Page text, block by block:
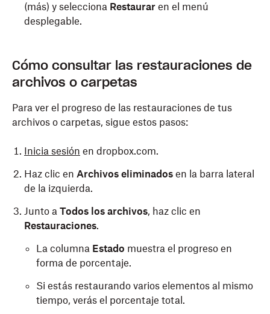
(más) y selecciona Restaurar en el menú
desplegable.
Cómo consultar las restauraciones de
archivos o carpetas
Para ver el progreso de las restauraciones de tus
archivos o carpetas, sigue estos pasos:
Inicia sesión en dropbox.com.
Haz clic en Archivos eliminados en la barra lateral
de la izquierda.
Junto a Todos los archivos, haz clic en
Restauraciones.
La columna Estado muestra el progreso en
forma de porcentaje.
Si estás restaurando varios elementos al mismo
tiempo, verás el porcentaje total.